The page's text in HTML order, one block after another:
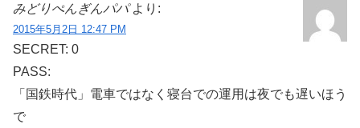
みどりぺんぎんパパ より:
2015年5月2日 12:47 PM
SECRET: 0
PASS:
「国鉄時代」電車ではなく寝台での運用は夜でも遅いほう
で